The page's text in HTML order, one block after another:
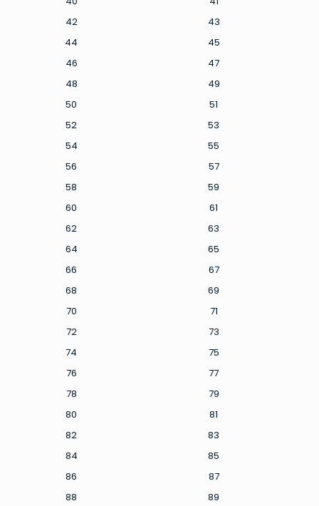
42
43
44
45
46
47
48
49
50
51
52
53
54
55
56
57
58
59
60
61
62
63
64
65
66
67
68
69
70
71
72
73
74
75
76
77
78
79
80
81
82
83
84
85
86
87
88
89